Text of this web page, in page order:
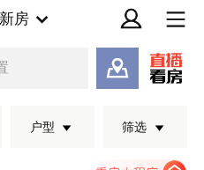
房
户型 筛选